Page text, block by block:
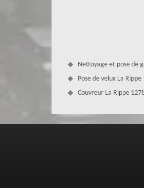
La toiture se doit d’être
diverses intempéries et
Nettoyage et pose de
Pose de velux La Rippe
Couvreur La Rippe